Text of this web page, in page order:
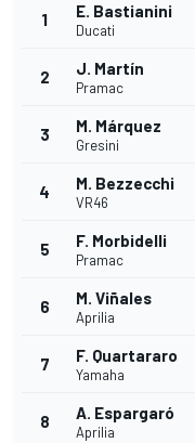
1 E. Bastianini
Ducati
2 J. Martín
Pramac
3 M. Márquez
Gresini
4 M. Bezzecchi
VR46
5 F. Morbidelli
Pramac
6 M. Viñales
Aprilia
7 F. Quartararo
Yamaha
8 A. Espargaró
Aprilia